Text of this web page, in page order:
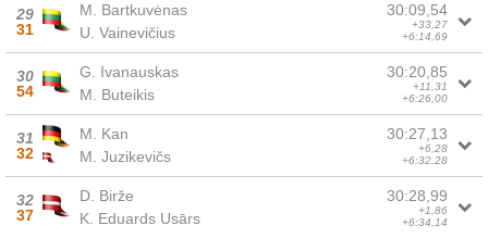
29
31
M. Bartkuvėnas
U. Vainevičius
30:09,54
+33,27
+6:14,69
30
54
G. Ivanauskas
M. Buteikis
30:20,85
+11,31
+6:26,00
31
32
M. Kan
M. Juzikevičs
30:27,13
+6,28
+6:32,28
32
37
D. Birže
K. Eduards Usārs
30:28,99
+1,86
+6:34,14